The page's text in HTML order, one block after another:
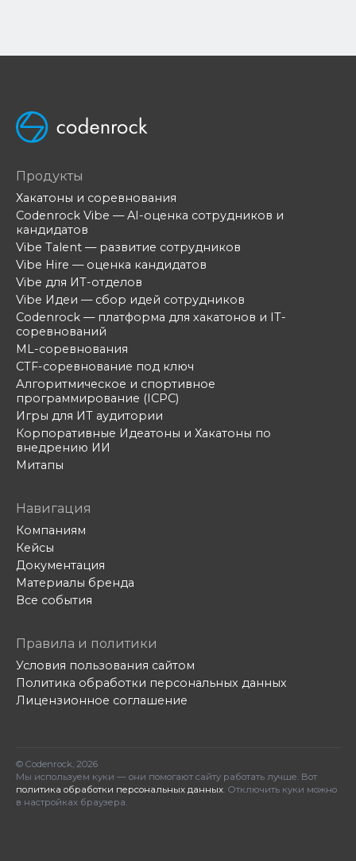
Продукты
Хакатоны и соревнования
Codenrock Vibe — AI-оценка сотрудников и
кандидатов
Vibe Talent — развитие сотрудников
Vibe Hire — оценка кандидатов
Vibe для ИТ-отделов
Vibe Идеи — сбор идей сотрудников
Codenrock — платформа для хакатонов и IT-
соревнований
ML-соревнования
CTF-соревнование под ключ
Алгоритмическое и спортивное
программирование (ICPC)
Игры для ИТ аудитории
Корпоративные Идеатоны и Хакатоны по
внедрению ИИ
Митапы
Навигация
Компаниям
Кейсы
Документация
Материалы бренда
Все события
Правила и политики
Условия пользования сайтом
Политика обработки персональных данных
Лицензионное соглашение
© Codenrock, 2026
Мы используем куки — они помогают сайту работать лучше. Вот
политика обработки персональных данных. Отключить куки можно
в настройках браузера.